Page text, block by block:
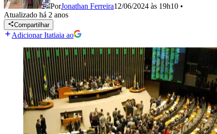
PorJonathan Ferreira12/06/2024 às 19h10 •
Atualizado há 2 anos
Compartilhar
Adicionar Itatiaia ao